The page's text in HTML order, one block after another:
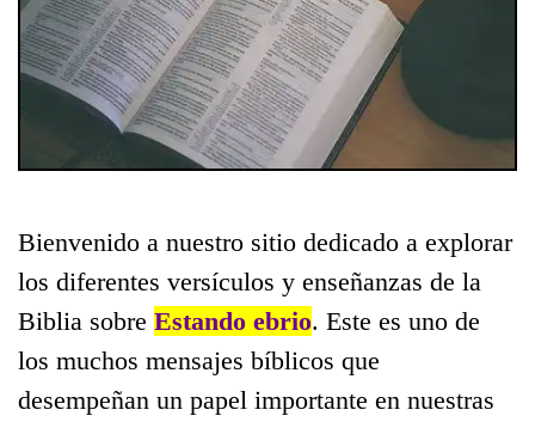
Bienvenido a nuestro sitio dedicado a explorar
los diferentes versículos y enseñanzas de la
Biblia sobre Estando ebrio. Este es uno de
los muchos mensajes bíblicos que
desempeñan un papel importante en nuestras